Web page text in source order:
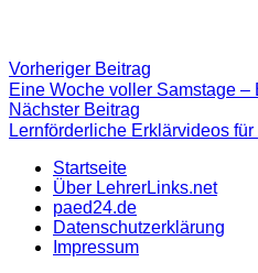
Beitragsnavigation
Vorheriger Beitrag
Beitrag:
Eine Woche voller Samstage
Nächster Beitrag
Beitrag
Lernförderliche Erklärvideos
Startseite
Über LehrerLinks.net
paed24.de
Datenschutzerklärung
Impressum